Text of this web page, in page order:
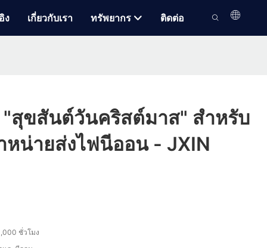
ง เกี่ยวกับเรา ทรัพยากร ติดต่อ
สุขสันต์วันคริสต์มาส" สำหรับ
หน่ายส่งไฟนีออน - JXIN
ชั่วโมง